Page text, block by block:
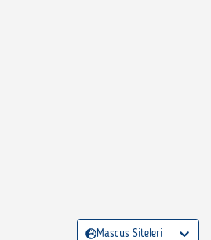
Mascus Siteleri